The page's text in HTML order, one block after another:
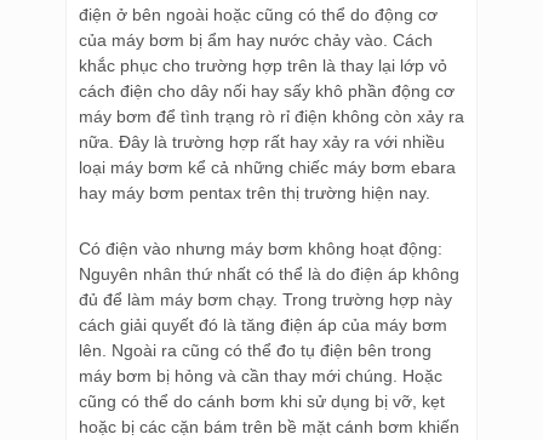
điện ở bên ngoài hoặc cũng có thể do động cơ
của máy bơm bị ẩm hay nước chảy vào. Cách
khắc phục cho trường hợp trên là thay lại lớp vỏ
cách điện cho dây nối hay sấy khô phần động cơ
máy bơm để tình trạng rò rỉ điện không còn xảy ra
nữa. Đây là trường hợp rất hay xảy ra với nhiều
loại máy bơm kể cả những chiếc máy bơm ebara
hay máy bơm pentax trên thị trường hiện nay.
Có điện vào nhưng máy bơm không hoạt động:
Nguyên nhân thứ nhất có thể là do điện áp không
đủ để làm máy bơm chạy. Trong trường hợp này
cách giải quyết đó là tăng điện áp của máy bơm
lên. Ngoài ra cũng có thể đo tụ điện bên trong
máy bơm bị hỏng và cần thay mới chúng. Hoặc
cũng có thể do cánh bơm khi sử dụng bị vỡ, kẹt
hoặc bị các cặn bám trên bề mặt cánh bơm khiến